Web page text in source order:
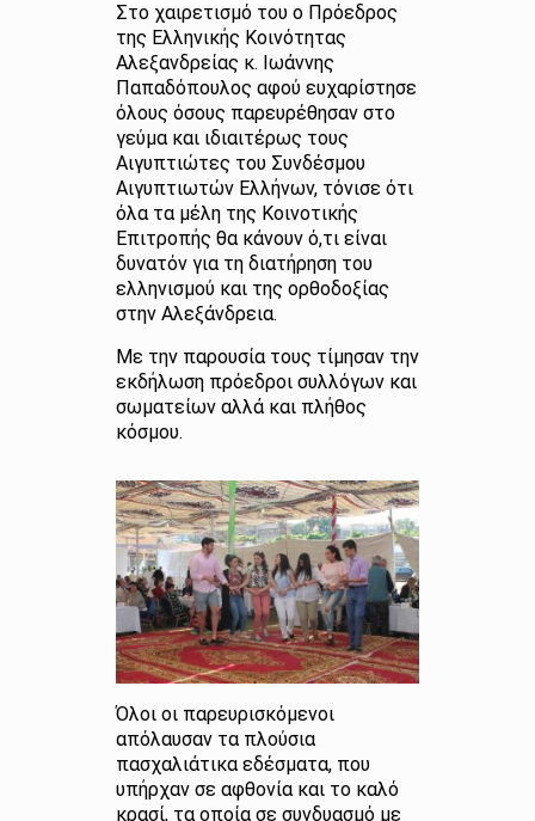
Στο χαιρετισμό του ο Πρόεδρος
της Ελληνικής Κοινότητας
Αλεξανδρείας κ. Ιωάννης
Παπαδόπουλος αφού ευχαρίστησε
όλους όσους παρευρέθησαν στο
γεύμα και ιδιαιτέρως τους
Αιγυπτιώτες του Συνδέσμου
Αιγυπτιωτών Ελλήνων, τόνισε ότι
όλα τα μέλη της Κοινοτικής
Επιτροπής θα κάνουν ό,τι είναι
δυνατόν για τη διατήρηση του
ελληνισμού και της ορθοδοξίας
στην Αλεξάνδρεια.
Με την παρουσία τους τίμησαν την
εκδήλωση πρόεδροι συλλόγων και
σωματείων αλλά και πλήθος
κόσμου.
Όλοι οι παρευρισκόμενοι
απόλαυσαν τα πλούσια
πασχαλιάτικα εδέσματα, που
υπήρχαν σε αφθονία και το καλό
κρασί, τα οποία σε συνδυασμό με